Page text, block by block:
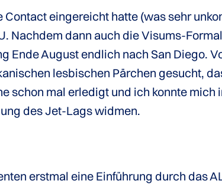
eingereicht hatte (was sehr
Nachdem dann auch die Visums-
Ende August endlich nach San Diego.
lesbischen Pärchen gesucht,
schon mal erledigt und ich konnte mich
des Jet-Lags widmen.
erstmal eine Einführung durch das